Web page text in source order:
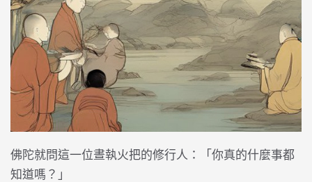
佛陀就問這一位晝執火把的修行人：「你真的什麼事都
知道嗎？」